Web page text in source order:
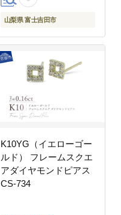
山梨県 富士吉田市
K10YG（イエローゴー
ルド） フレームスクエ
アダイヤモンドピアス
CS-734